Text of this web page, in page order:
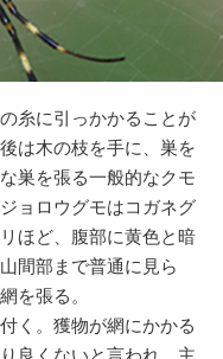
糸に引っかかることが
は木の枝を手に、巣を
巣を張る一般的なクモ
ョロウグモはコガネグ
ほど、腹部に黄色と暗
間部まで普通に見ら
を張る。
く。獲物が網にかかる